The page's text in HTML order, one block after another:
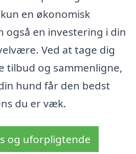
en økonomisk
også en investering i din
Ved at tage dig
tilbud og sammenligne,
hund får den bedst
du er væk.
og uforpligtende